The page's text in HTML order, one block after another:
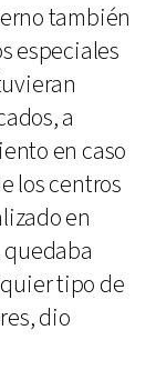
también
especiales
a
en caso
los centros
en
quedaba
tipo de
dio